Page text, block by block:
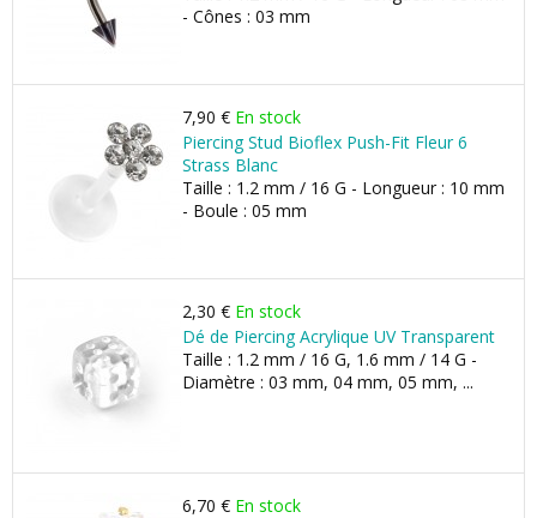
- Cônes : 03 mm
7,90 € En stock
Piercing Stud Bioflex Push-Fit Fleur 6
Strass Blanc
Taille : 1.2 mm / 16 G - Longueur : 10 mm
- Boule : 05 mm
2,30 € En stock
Dé de Piercing Acrylique UV Transparent
Taille : 1.2 mm / 16 G, 1.6 mm / 14 G -
Diamètre : 03 mm, 04 mm, 05 mm, ...
6,70 € En stock